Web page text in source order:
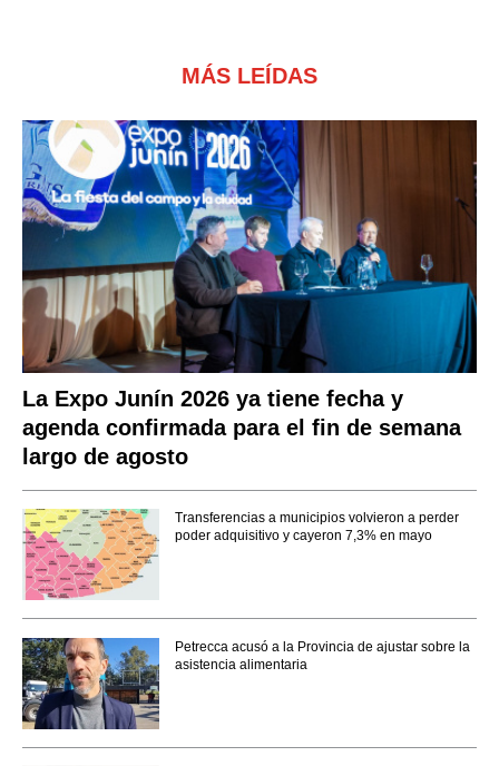
MÁS LEÍDAS
La Expo Junín 2026 ya tiene fecha y
agenda confirmada para el fin de semana
largo de agosto
Transferencias a municipios volvieron a perder
poder adquisitivo y cayeron 7,3% en mayo
Petrecca acusó a la Provincia de ajustar sobre la
asistencia alimentaria